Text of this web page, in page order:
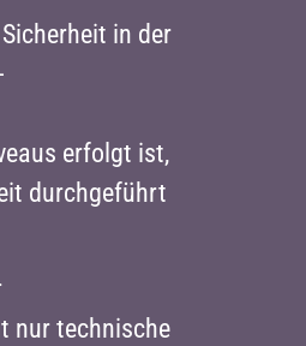
in der
erfolgt ist,
durchgeführt
nur technische